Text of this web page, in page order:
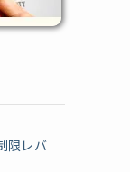
限レバ